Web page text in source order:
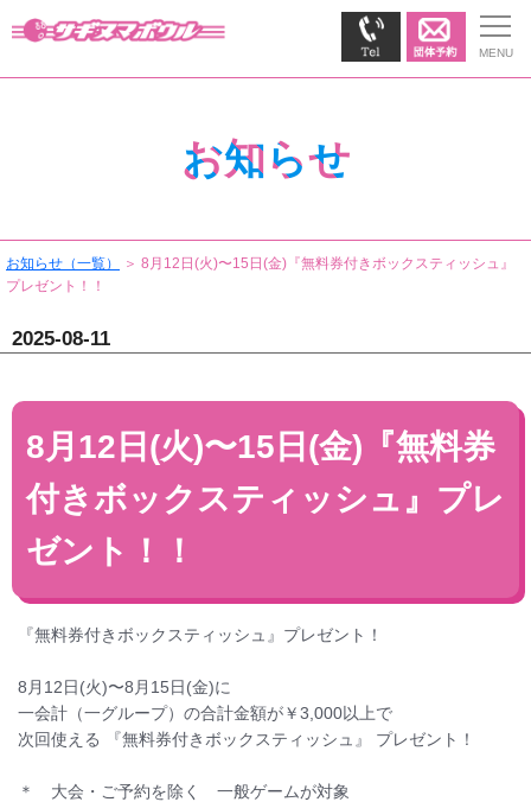
お知らせ
お知らせ（一覧）
＞ 8月12日(火)〜15日(金)『無料券付きボックスティッシュ』
プレゼント！！
2025-08-11
8月12日(火)〜15日(金)『無料券
付きボックスティッシュ』プレ
ゼント！！
『無料券付きボックスティッシュ』プレゼント！
8月12日(火)〜8月15日(金)に
一会計（一グループ）の合計金額が￥3,000以上で
次回使える 『無料券付きボックスティッシュ』 プレゼント！
＊ 大会・ご予約を除く 一般ゲームが対象